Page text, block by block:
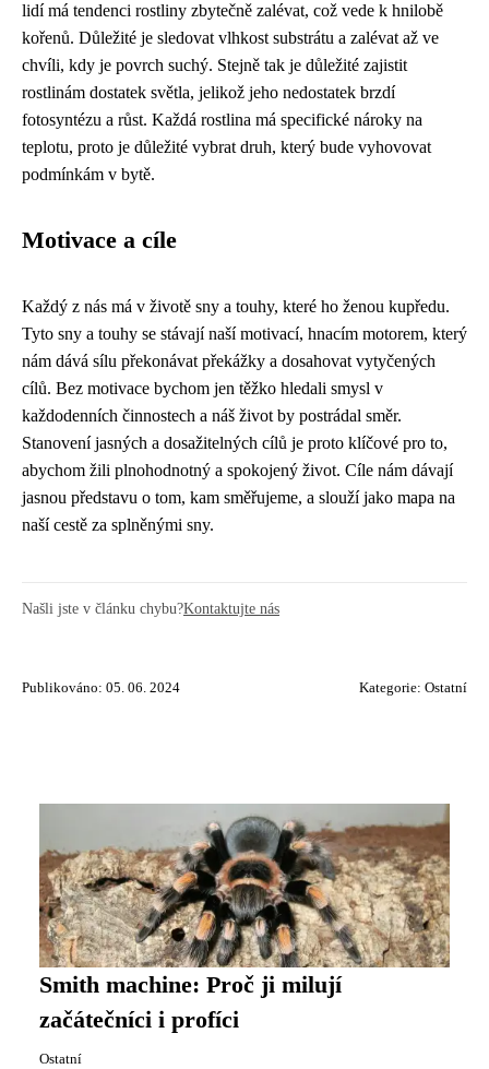
lidí má tendenci rostliny zbytečně zalévat, což vede k hnilobě
kořenů. Důležité je sledovat vlhkost substrátu a zalévat až ve
chvíli, kdy je povrch suchý. Stejně tak je důležité zajistit
rostlinám dostatek světla, jelikož jeho nedostatek brzdí
fotosyntézu a růst. Každá rostlina má specifické nároky na
teplotu, proto je důležité vybrat druh, který bude vyhovovat
podmínkám v bytě.
Motivace a cíle
Každý z nás má v životě sny a touhy, které ho ženou kupředu.
Tyto sny a touhy se stávají naší motivací, hnacím motorem, který
nám dává sílu překonávat překážky a dosahovat vytyčených
cílů. Bez motivace bychom jen těžko hledali smysl v
každodenních činnostech a náš život by postrádal směr.
Stanovení jasných a dosažitelných cílů je proto klíčové pro to,
abychom žili plnohodnotný a spokojený život. Cíle nám dávají
jasnou představu o tom, kam směřujeme, a slouží jako mapa na
naší cestě za splněnými sny.
Našli jste v článku chybu?Kontaktujte nás
Publikováno: 05. 06. 2024 Kategorie: Ostatní
Smith machine: Proč ji milují
začátečníci i profíci
Ostatní